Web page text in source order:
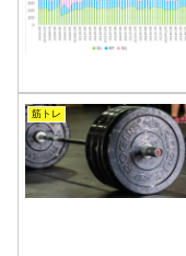
筋トレ